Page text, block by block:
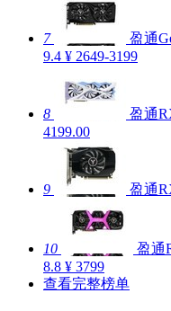
7
盈通
9.4 ¥ 2649-3199
8 盈通
4199.00
9 盈通
10
盈通
8.8 ¥ 3799
查看完整榜单